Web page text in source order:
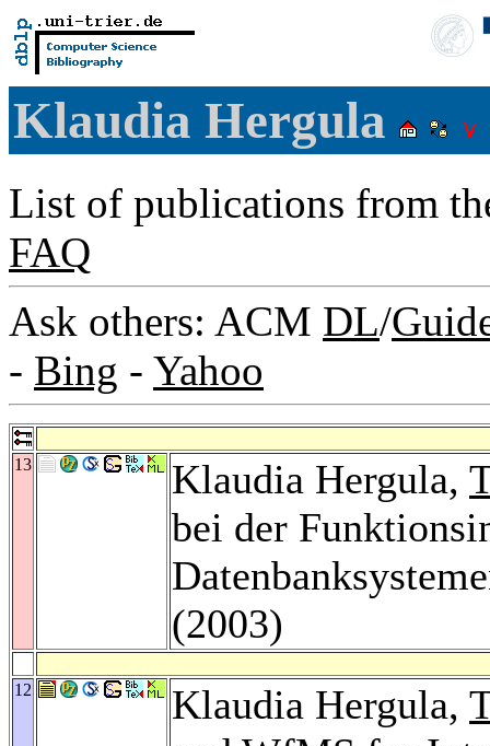
Klaudia Hergula
List of publications from
FAQ
Ask others: ACM DL/
- Bing - Yahoo
13 Klaudia Hergula,
bei der
(2003)
12 Klaudia Hergula,